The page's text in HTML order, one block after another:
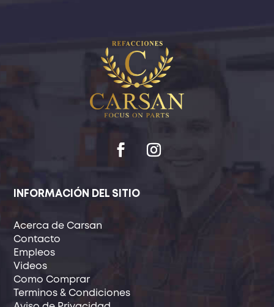
INFORMACIÓN DEL SITIO
Acerca de Carsan
Contacto
Empleos
Videos
Como Comprar
Terminos & Condiciones